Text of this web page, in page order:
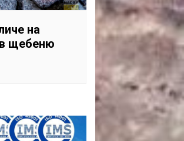
НАДРА
на
щебеню